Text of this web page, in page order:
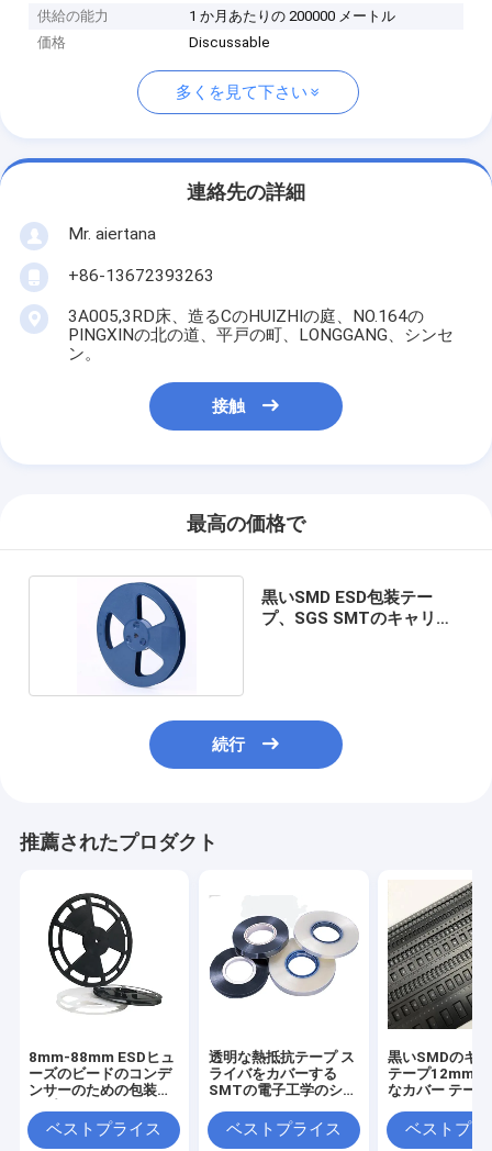
供給の能力
1 か月あたりの 200000 メートル
価格
Discussable
多くを見て下さい
連絡先の詳細
Mr. aiertana
+86-13672393263
3A005,3RD床、造るCのHUIZHIの庭、NO.164の
PINGXINの北の道、平戸の町、LONGGANG、シンセ
ン。
接触
最高の価格で
黒いSMD ESD包装テー
プ、SGS SMTのキャリア
続行
推薦されたプロダクト
8mm-88mm ESDヒュ
ーズのビードのコンデ
ンサーのための包装テ
ベストプライス
透明な熱抵抗テープ ス
ライバをカバーする
SMTの電子工学のシー
ベストプライス
黒いSMDのキ
テープ12mmの
なカバー テー
ベストプラ